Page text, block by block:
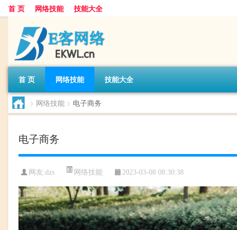
首 页 网络技能 技能大全
首 页 网络技能 技能大全
> 网络技能 > 电子商务
电子商务
网友:dzs 网络技能 2023-03-08 08:30:38